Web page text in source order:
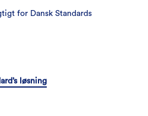
for Dansk Standards
løsning